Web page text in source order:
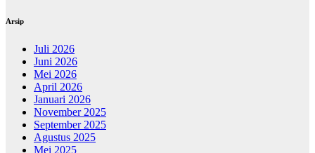
Arsip
Juli 2026
Juni 2026
Mei 2026
April 2026
Januari 2026
November 2025
September 2025
Agustus 2025
Mei 2025